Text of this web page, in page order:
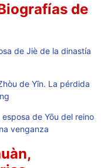
de
de Jiè de la dinastía
de Yīn. La pérdida
esposa de Yōu del reino
venganza